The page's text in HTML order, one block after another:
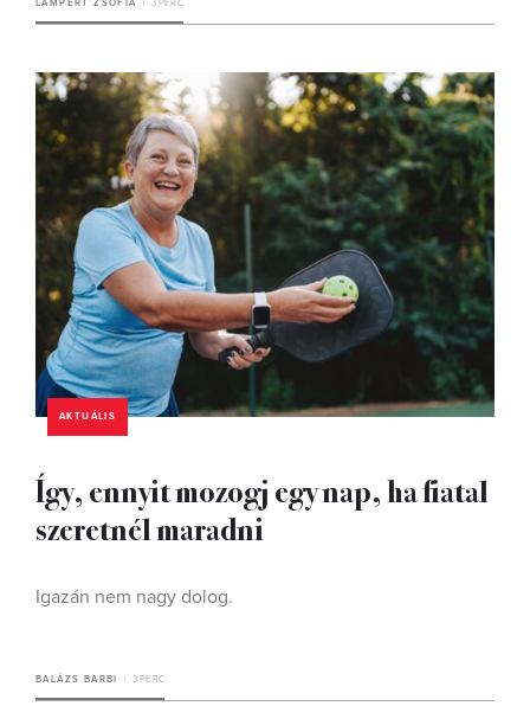
LAMPÉRT ZSÓFIA 3 PERC
AKTUÁLIS
Így, ennyit mozogj egy nap, ha fiatal
szeretnél maradni
Igazán nem nagy dolog.
BALÁZS BARBI 3 PERC